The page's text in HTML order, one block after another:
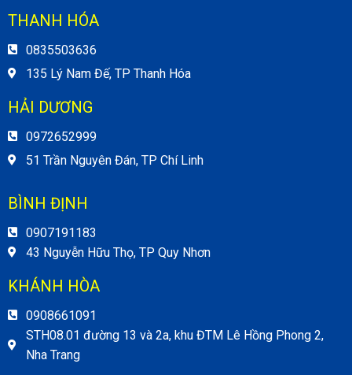
THANH HÓA
0835503636
135 Lý Nam Đế, TP Thanh Hóa
HẢI DƯƠNG
0972652999
51 Trần Nguyên Đán, TP Chí Linh
BÌNH ĐỊNH
0907191183
43 Nguyễn Hữu Thọ, TP Quy Nhơn
KHÁNH HÒA
0908661091
STH08.01 đường 13 và 2a, khu ĐTM Lê Hồng Phong 2,
Nha Trang